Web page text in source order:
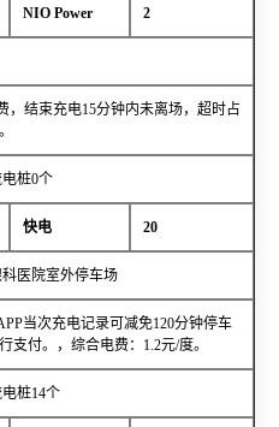
NIO Power 2
，结束充电15分钟内未离场，超时占
电桩0个
快电 20
科医院室外停车场
当次充电记录可减免120分钟停车
支付。，综合电费：1.2元/度。
桩14个